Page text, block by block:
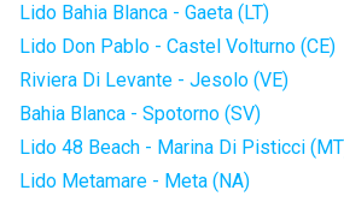
Lido Bahia Blanca - Gaeta (LT)
Lido Don Pablo - Castel Volturno (CE)
Riviera Di Levante - Jesolo (VE)
Bahia Blanca - Spotorno (SV)
Lido 48 Beach - Marina Di Pisticci
Lido Metamare - Meta (NA)